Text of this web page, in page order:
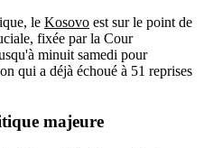
le Kosovo est sur le point de
fixée par la Cour
minuit samedi pour
qui a déjà échoué à 51 reprises
majeure